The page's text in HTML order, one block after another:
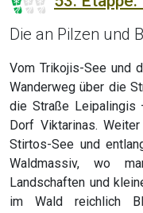
Die an Pilzen und
Vom Trikojis-See und
Wanderweg über die
die Straße Leipalingis
Dorf Viktarinas.
Stirtos-See und
Waldmassiv, wo
Landschaften und
im Wald reichlich